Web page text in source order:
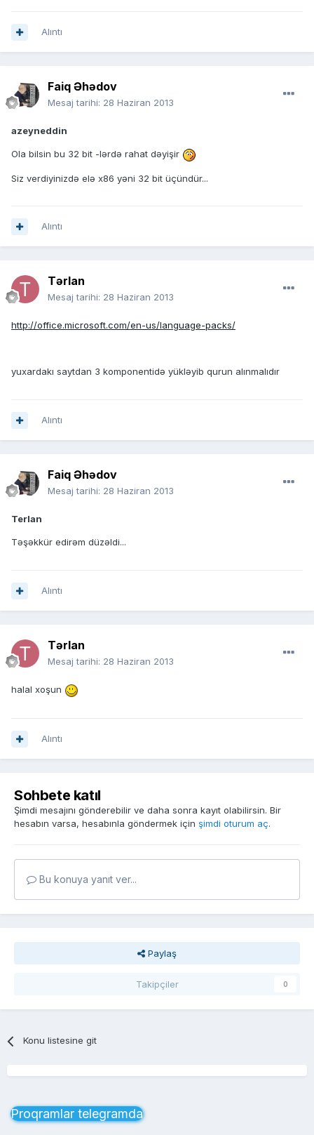
Alıntı
Faiq Əhədov
Mesaj tarihi: 28 Haziran 2013
azeyneddin
Ola bilsin bu 32 bit -lərdə rahat dəyişir
Siz verdiyinizdə elə x86 yəni 32 bit üçündür...
Alıntı
Tərlan
Mesaj tarihi: 28 Haziran 2013
http://office.microsoft.com/en-us/language-packs/
yuxardakı saytdan 3 komponentidə yükləyib qurun alınmalıdır
Alıntı
Faiq Əhədov
Mesaj tarihi: 28 Haziran 2013
Terlan
Təşəkkür edirəm düzəldi...
Alıntı
Tərlan
Mesaj tarihi: 28 Haziran 2013
halal xoşun
Alıntı
Sohbete katıl
Şimdi mesajını gönderebilir ve daha sonra kayıt olabilirsin. Bir
hesabın varsa, hesabınla göndermek için şimdi oturum aç.
Bu konuya yanıt ver...
Paylaş
Takipçiler 0
Konu listesine git
Proqramlar telegramda